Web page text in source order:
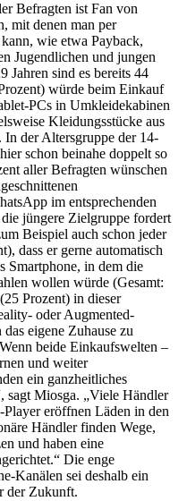
Befragten ist Fan von
mit denen man per
wie etwa Payback,
Jugendlichen und jungen
Jahren sind es bereits 44
würde beim Einkauf
PCs in Umkleidekabinen
Kleidungsstücke aus
In der Altersgruppe der 14-
schon beinahe doppelt so
aller Befragten wünschen
im entsprechenden
jüngere Zielgruppe fordert
Beispiel auch schon jeder
dass er gerne automatisch
Smartphone, in dem die
wollen würde (Gesamt:
Prozent) in dieser
oder Augmented-
eigene Zuhause zu
beide Einkaufswelten –
und weiter
ein ganzheitliches
sagt Miosga. „Viele Händler
eröffnen Läden in den
Händler finden Wege,
und haben eine
Die enge
Kanälen sei deshalb ein
der Zukunft.